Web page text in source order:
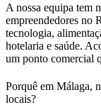
A nossa equipa tem
empreendedores no
tecnologia,
hotelaria e saúde.
um ponto comercial
Porquê em Málaga,
locais?